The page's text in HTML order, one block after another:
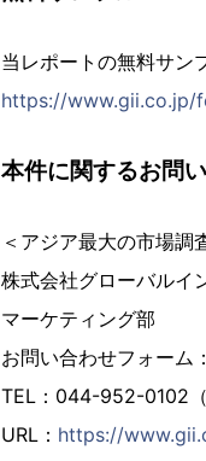
当レポートの無料サン
https://www.gii.co.jp/
本件に関するお問
＜アジア最大の市場調
株式会社グローバルイ
マーケティング部
お問い合わせフォーム：
TEL：044-952-0102
URL： https://